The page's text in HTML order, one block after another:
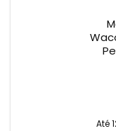
Até